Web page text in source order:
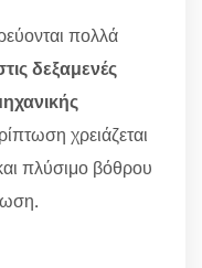
πολλά
δεξαμενές
χρειάζεται
πλύσιμο βόθρου